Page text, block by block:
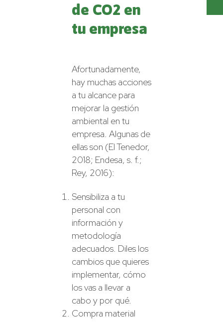
de CO2 en
tu empresa
Afortunadamente,
hay muchas acciones
a tu alcance para
mejorar la gestión
ambiental en tu
empresa. Algunas de
ellas son (El Tenedor,
2018; Endesa, s. f.;
Rey, 2016):
Sensibiliza a tu
personal con
información y
metodología
adecuados. Diles los
cambios que quieres
implementar, cómo
los vas a llevar a
cabo y por qué.
Compra material